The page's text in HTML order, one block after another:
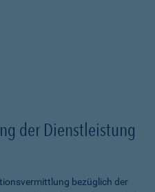
der Dienstleistung
bezüglich der